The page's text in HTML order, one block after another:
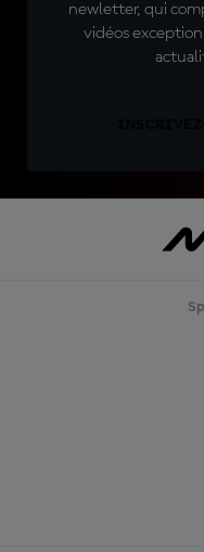
newletter, qui
vidéos